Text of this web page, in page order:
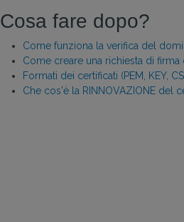
Cosa fare dopo?
Come funziona la verifica del
Come creare una richiesta di firma
Formati dei certificati (PEM, KEY,
Che cos'è la RINNOVAZIONE del